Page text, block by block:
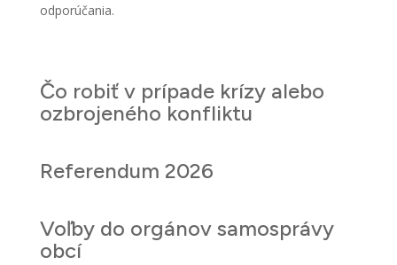
odporúčania.
Čo robiť v prípade krízy alebo
ozbrojeného konfliktu
Referendum 2026
Voľby do orgánov samosprávy
obcí